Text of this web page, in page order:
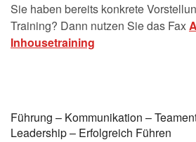
Sie haben bereits konkrete
Training? Dann nutzen Sie das Fax
Inhousetraining
Führung – Kommunikation –
Leadership – Erfolgreich Führen